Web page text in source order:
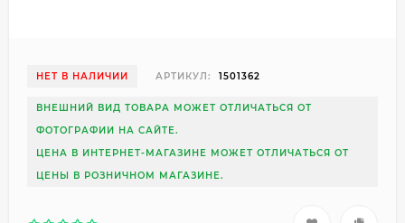
НЕТ В НАЛИЧИИ АРТИКУЛ: 1501362
ВНЕШНИЙ ВИД ТОВАРА МОЖЕТ ОТЛИЧАТЬСЯ ОТ
ФОТОГРАФИИ НА САЙТЕ.
ЦЕНА В ИНТЕРНЕТ-МАГАЗИНЕ МОЖЕТ ОТЛИЧАТЬСЯ ОТ
ЦЕНЫ В РОЗНИЧНОМ МАГАЗИНЕ.